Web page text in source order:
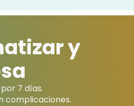
y
7 días.
complicaciones.